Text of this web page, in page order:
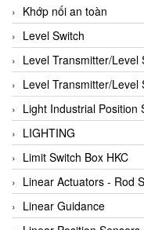
ATI (Analytical
Atos
Atrax
Auma
Autec
Auto Flow
Automatic valve
Aventics
Avproglobal
Khớp nối an toàn
Level Switch
Level Transmitter/Level
Level Transmitter/Level
Light Industrial Position
LIGHTING
Limit Switch Box HKC
Linear Actuators - Rod
Linear Guidance